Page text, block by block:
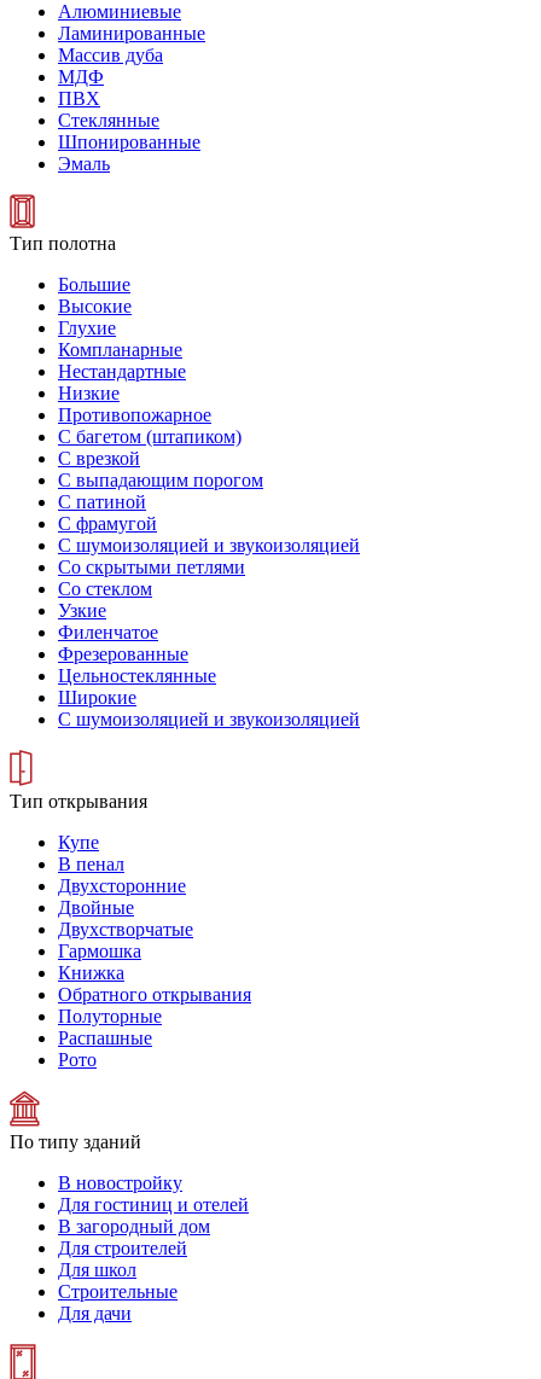
Алюминиевые
Ламинированные
Массив дуба
МДФ
ПВХ
Стеклянные
Шпонированные
Эмаль
Тип полотна
Большие
Высокие
Глухие
Компланарные
Нестандартные
Низкие
Противопожарное
С багетом (штапиком)
С врезкой
С выпадающим порогом
С патиной
С фрамугой
С шумоизоляцией и звукоизоляцией
Со скрытыми петлями
Со стеклом
Узкие
Филенчатое
Фрезерованные
Цельностеклянные
Широкие
С шумоизоляцией и звукоизоляцией
Тип открывания
Купе
В пенал
Двухсторонние
Двойные
Двухстворчатые
Гармошка
Книжка
Обратного открывания
Полуторные
Распашные
Рото
По типу зданий
В новостройку
Для гостиниц и отелей
В загородный дом
Для строителей
Для школ
Строительные
Для дачи